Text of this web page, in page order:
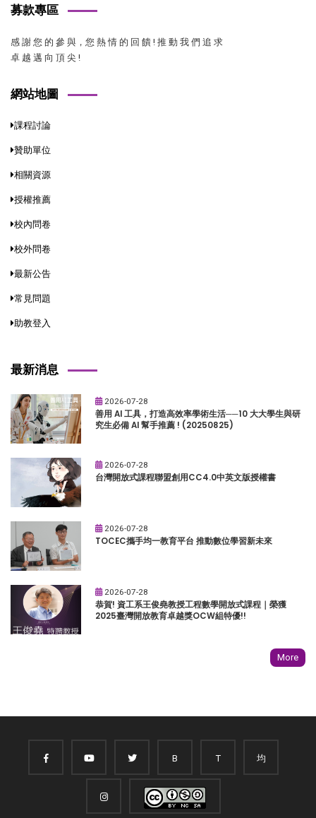
募款專區
感 謝 您 的 參 與，您 熱 情 的 回 饋 ! 推 動 我 們 追 求
卓 越 邁 向 頂 尖 !
網站地圖
課程討論
贊助單位
相關資源
授權推薦
校內問卷
校外問卷
最新公告
常見問題
助教登入
最新消息
2026-07-28
善用 AI 工具，打造高效率學術生活──10 大大學生與研
究生必備 AI 幫手推薦 ! (20250825)
2026-07-28
台灣開放式課程聯盟創用CC4.0中英文版授權書
2026-07-28
TOCEC攜手均一教育平台 推動數位學習新未來
2026-07-28
恭賀! 資工系王俊堯教授工程數學開放式課程｜榮獲
2025臺灣開放教育卓越獎OCW組特優!!
More
B T 均